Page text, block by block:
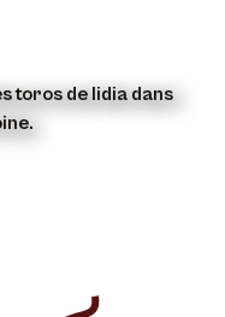
toros de lidia dans